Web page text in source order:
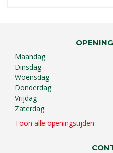
Maandag
Dinsdag
Woensdag
Donderdag
Vrijdag
Zaterdag
Toon alle openingstijden